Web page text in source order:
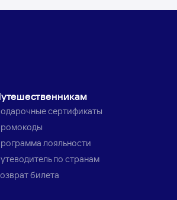
сертификаты
лояльности
по странам
билета